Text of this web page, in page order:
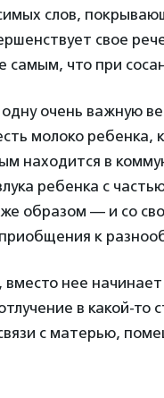
слов,
свое
что при
очень важную
молоко ребенка,
находится в
ребенка с
образом — и со
к
нее
в какой-то
с матерью,